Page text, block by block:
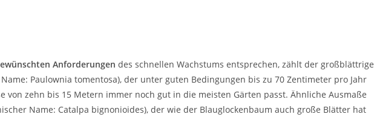
Anforderungen des schnellen Wachstums entsprechen, zählt der großblättrige
Paulownia tomentosa), der unter guten Bedingungen bis zu 70 Zentimeter pro Jahr
von zehn bis 15 Metern immer noch gut in die meisten Gärten passt. Ähnliche Ausmaße
Name: Catalpa bignonioides), der wie der Blauglockenbaum auch große Blätter hat